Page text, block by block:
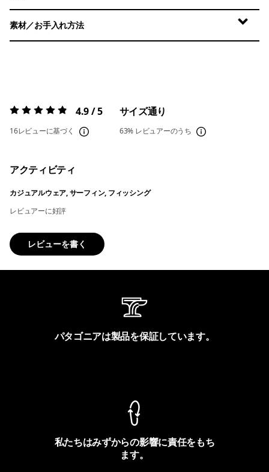
素材／お手入れ方法
評価:4.9 / 5 4.9 / 5
16レビューに基づく
サイズ通り
63% レビュアーのうち
アクティビティ
カジュアルウェア, サーフィン, フィッシング
レビュアーに好評
レビューを書く
パタゴニアは製品を保証しています。
私たちはみずからの影響に責任をもち
ます。